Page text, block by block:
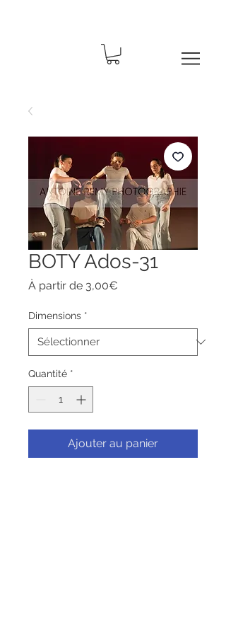
BOTY Ados-31
À partir de 3,00€
Dimensions *
Quantité *
Ajouter au panier